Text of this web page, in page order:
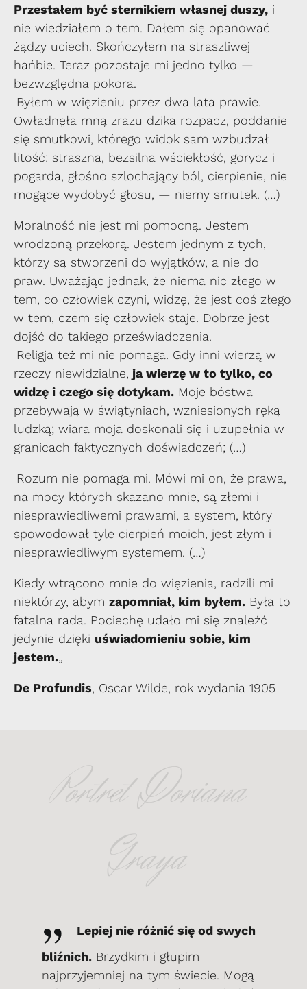
Przestałem być sternikiem własnej duszy, i
nie wiedziałem o tem. Dałem się opanować
żądzy uciech. Skończyłem na straszliwej
hańbie. Teraz pozostaje mi jedno tylko —
bezwzględna pokora.
Byłem w więzieniu przez dwa lata prawie.
Owładnęła mną zrazu dzika rozpacz, poddanie
się smutkowi, którego widok sam wzbudzał
litość: straszna, bezsilna wściekłość, gorycz i
pogarda, głośno szlochający ból, cierpienie, nie
mogące wydobyć głosu, — niemy smutek. (…)
Moralność nie jest mi pomocną. Jestem
wrodzoną przekorą. Jestem jednym z tych,
którzy są stworzeni do wyjątków, a nie do
praw. Uważając jednak, że niema nic złego w
tem, co człowiek czyni, widzę, że jest coś złego
w tem, czem się człowiek staje. Dobrze jest
dojść do takiego przeświadczenia.
Religja też mi nie pomaga. Gdy inni wierzą w
rzeczy niewidzialne, ja wierzę w to tylko, co
widzę i czego się dotykam. Moje bóstwa
przebywają w świątyniach, wzniesionych ręką
ludzką; wiara moja doskonali się i uzupełnia w
granicach faktycznych doświadczeń; (…)
Rozum nie pomaga mi. Mówi mi on, że prawa,
na mocy których skazano mnie, są złemi i
niesprawiedliwemi prawami, a system, który
spowodował tyle cierpień moich, jest złym i
niesprawiedliwym systemem. (…)
Kiedy wtrącono mnie do więzienia, radzili mi
niektórzy, abym zapomniał, kim byłem. Była to
fatalna rada. Pociechę udało mi się znaleźć
jedynie dzięki uświadomieniu sobie, kim
jestem.„
De Profundis, Oscar Wilde, rok wydania 1905
Portret Doriana
Graya
„
Lepiej nie różnić się od swych
bliźnich.Brzydkim i głupim
najprzyjemniej na tym świecie. Mogą